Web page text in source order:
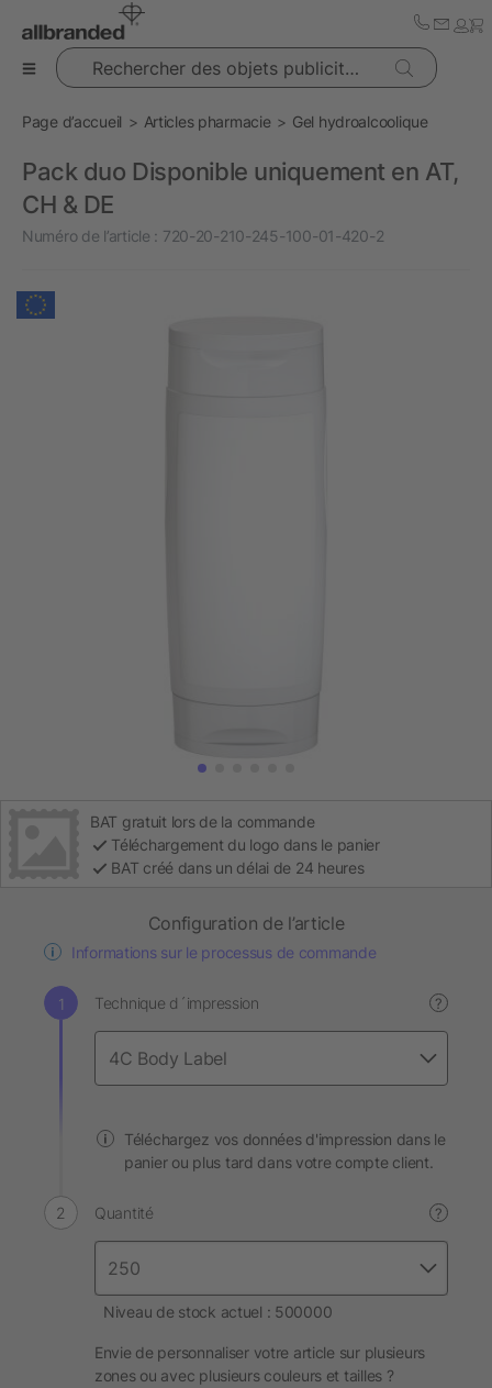
Rechercher des objets publicitaires
Page d’accueil Articles pharmacie Gel hydroalcoolique
Pack duo Disponible uniquement en AT,
CH & DE
Numéro de l’article : 720-20-210-245-100-01-420-2
BAT gratuit lors de la commande
Téléchargement du logo dans le panier
BAT créé dans un délai de 24 heures
Configuration de l’article
Informations sur le processus de commande
Technique d´impression ?
Téléchargez vos données d'impression dans le
panier ou plus tard dans votre compte client.
Quantité ?
Niveau de stock actuel : 500000
Envie de personnaliser votre article sur plusieurs
zones ou avec plusieurs couleurs et tailles ?